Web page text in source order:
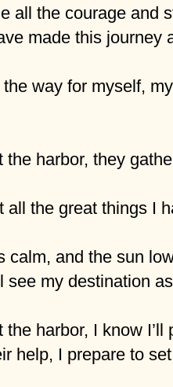
all the courage and
made this journey
way for myself,
the harbor, they
all the great things I
calm, and the sun
see my destination
the harbor, I know I’ll
help, I prepare to